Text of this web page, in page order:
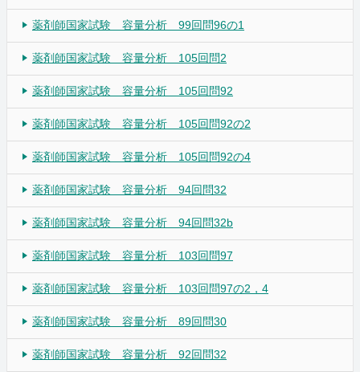
薬剤師国家試験 容量分析 99回問96の1
薬剤師国家試験 容量分析 105回問2
薬剤師国家試験 容量分析 105回問92
薬剤師国家試験 容量分析 105回問92の2
薬剤師国家試験 容量分析 105回問92の4
薬剤師国家試験 容量分析 94回問32
薬剤師国家試験 容量分析 94回問32b
薬剤師国家試験 容量分析 103回問97
薬剤師国家試験 容量分析 103回問97の2，4
薬剤師国家試験 容量分析 89回問30
薬剤師国家試験 容量分析 92回問32